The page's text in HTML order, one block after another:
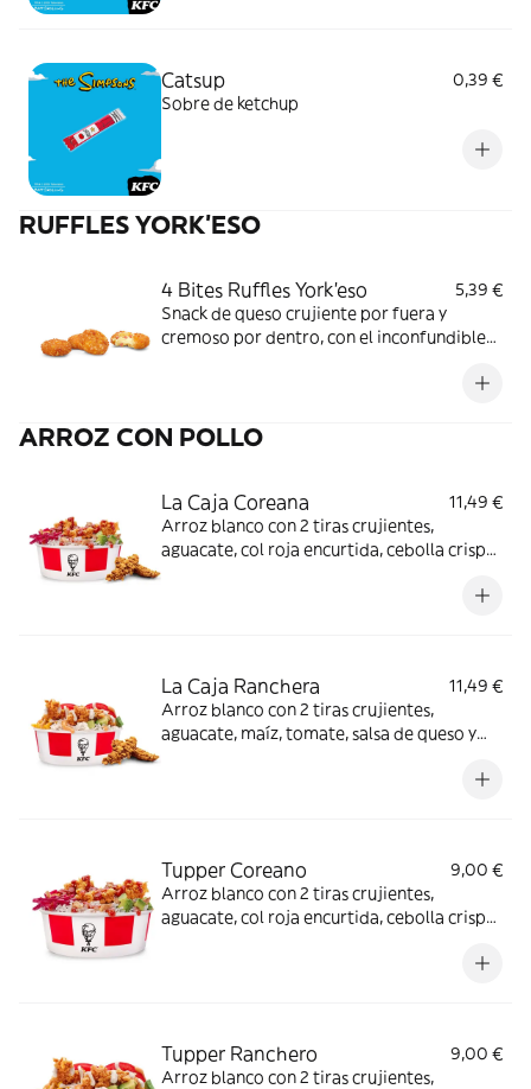
Catsup
0,39 €
Sobre de ketchup
RUFFLES YORK'ESO
4 Bites Ruffles York'eso
5,39 €
Snack de queso crujiente por fuera y
cremoso por dentro, con el inconfundible
ARROZ CON POLLO
La Caja Coreana
11,49 €
Arroz blanco con 2 tiras crujientes,
aguacate, col roja encurtida, cebolla crispy
La Caja Ranchera
11,49 €
Arroz blanco con 2 tiras crujientes,
aguacate, maíz, tomate, salsa de queso y
Tupper Coreano
9,00 €
Arroz blanco con 2 tiras crujientes,
aguacate, col roja encurtida, cebolla crispy
Tupper Ranchero
9,00 €
Arroz blanco con 2 tiras crujientes,